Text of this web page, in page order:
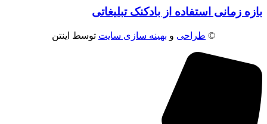
بازه زمانی استفاده از بادکنک تبلیغاتی
© طراحی و بهینه سازی سایت توسط اینتن